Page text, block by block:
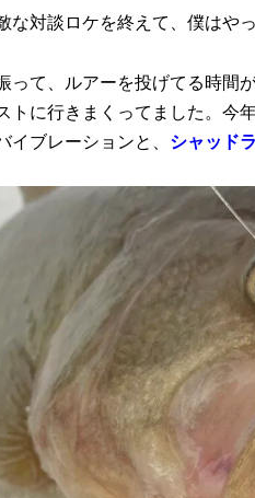
な対談ロケを終えて、僕はや
って、ルアーを投げてる時間
トに行きまくってました。今
イブレーションと、 シャッド